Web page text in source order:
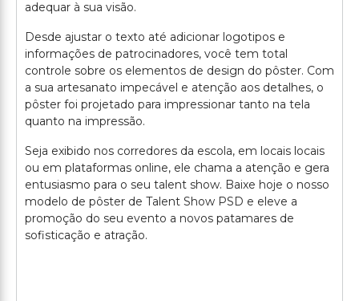
adequar à sua visão.
Desde ajustar o texto até adicionar logotipos e
informações de patrocinadores, você tem total
controle sobre os elementos de design do pôster. Com
a sua artesanato impecável e atenção aos detalhes, o
pôster foi projetado para impressionar tanto na tela
quanto na impressão.
Seja exibido nos corredores da escola, em locais locais
ou em plataformas online, ele chama a atenção e gera
entusiasmo para o seu talent show. Baixe hoje o nosso
modelo de pôster de Talent Show PSD e eleve a
promoção do seu evento a novos patamares de
sofisticação e atração.